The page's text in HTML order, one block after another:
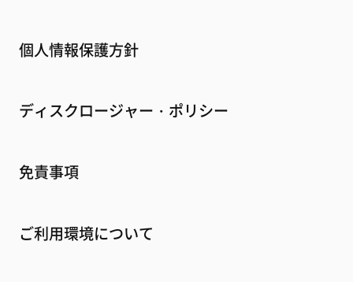
個人情報保護方針
ディスクロージャー・ポリシー
免責事項
ご利用環境について